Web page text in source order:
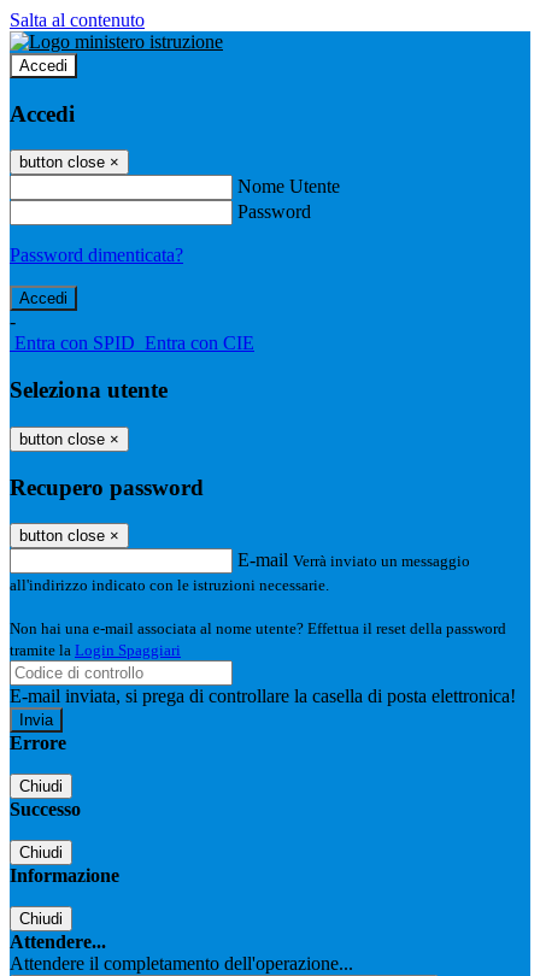
Salta al contenuto
Accedi
Accedi
button close ×
Nome Utente
Password
Password dimenticata?
-
Entra con SPID Entra con CIE
Seleziona utente
button close ×
Recupero password
button close ×
E-mail Verrà inviato un messaggio
all'indirizzo indicato con le istruzioni necessarie.
Non hai una e-mail associata al nome utente? Effettua il reset della password
tramite la Login Spaggiari
E-mail inviata, si prega di controllare la casella di posta elettronica!
Errore
Chiudi
Successo
Chiudi
Informazione
Chiudi
Attendere...
Attendere il completamento dell'operazione...